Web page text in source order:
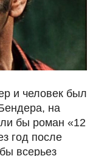
и человек был
на
бы роман «12
год после
всерьез